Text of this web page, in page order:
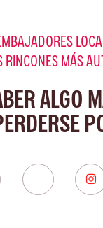
RINCONES MÁS
ALGO